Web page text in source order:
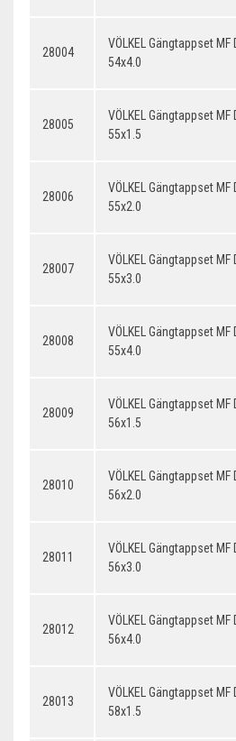
28004
VÖLKEL Gängtappset MF
54x4.0
28005
VÖLKEL Gängtappset MF
55x1.5
28006
VÖLKEL Gängtappset MF
55x2.0
28007
VÖLKEL Gängtappset MF
55x3.0
28008
VÖLKEL Gängtappset MF
55x4.0
28009
VÖLKEL Gängtappset MF
56x1.5
28010
VÖLKEL Gängtappset MF
56x2.0
28011
VÖLKEL Gängtappset MF
56x3.0
28012
VÖLKEL Gängtappset MF
56x4.0
28013
VÖLKEL Gängtappset MF
58x1.5